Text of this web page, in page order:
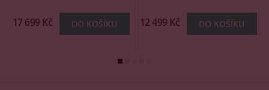
17 699 Kč 12 499 Kč